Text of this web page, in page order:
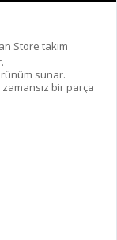
Store takım
sunar.
bir parça